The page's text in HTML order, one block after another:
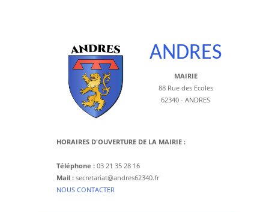
ANDRES
MAIRIE
88 Rue des Ecoles
62340 - ANDRES
HORAIRES D'OUVERTURE DE LA MAIRIE :
Téléphone : 03 21 35 28 16
Mail : secretariat@andres62340.fr
​NOUS CONTACTER